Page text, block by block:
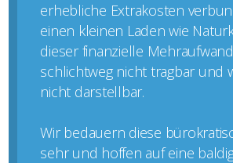
erhebliche Extrakosten
einen kleinen Laden wie
dieser finanzielle
schlichtweg nicht tragbar und
nicht darstellbar.
Wir bedauern diese
sehr und hoffen auf eine